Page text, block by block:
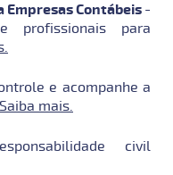
Empresas Contábeis-
profissionais para
e acompanhe a
Saiba mais.
civil